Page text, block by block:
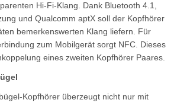
Hi-Fi-Klang. Dank Bluetooth 4.1,
und Qualcomm aptX soll der Kopfhörer
bemerkenswerten Klang liefern. Für
zum Mobilgerät sorgt NFC. Dieses
eines zweiten Kopfhörer Paares.
Kopfhörer überzeugt nicht nur mit